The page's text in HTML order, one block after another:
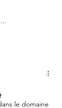
le domaine